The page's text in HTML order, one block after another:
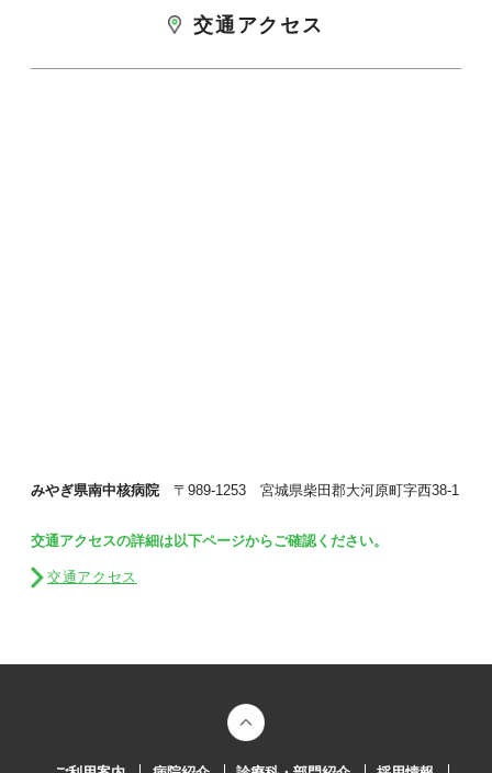
交通アクセス
みやぎ県南中核病院 〒989-1253 宮城県柴田郡大河原町字西38-1
交通アクセスの詳細は以下ページからご確認ください。
交通アクセス